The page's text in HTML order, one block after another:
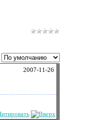
2007-11-26